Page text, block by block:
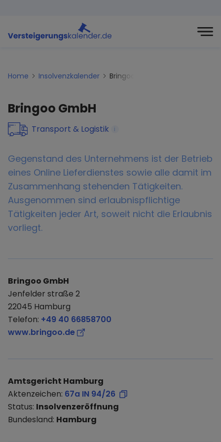
Home Insolvenzkalender Bringoo-gmbh
Bringoo GmbH
Transport & Logistik i
Gegenstand des Unternehmens ist der Betrieb
eines Online Lieferdienstes sowie alle damit im
Zusammenhang stehenden Tätigkeiten.
Ausgenommen sind erlaubnispflichtige
Tätigkeiten jeder Art, soweit nicht die Erlaubnis
vorliegt.
Bringoo GmbH
Jenfelder straße 2
22045 Hamburg
Telefon: +49 40 66858700
www.bringoo.de
Amtsgericht Hamburg
Aktenzeichen: 67a IN 94/26
Status: Insolvenzeröffnung
Bundesland: Hamburg